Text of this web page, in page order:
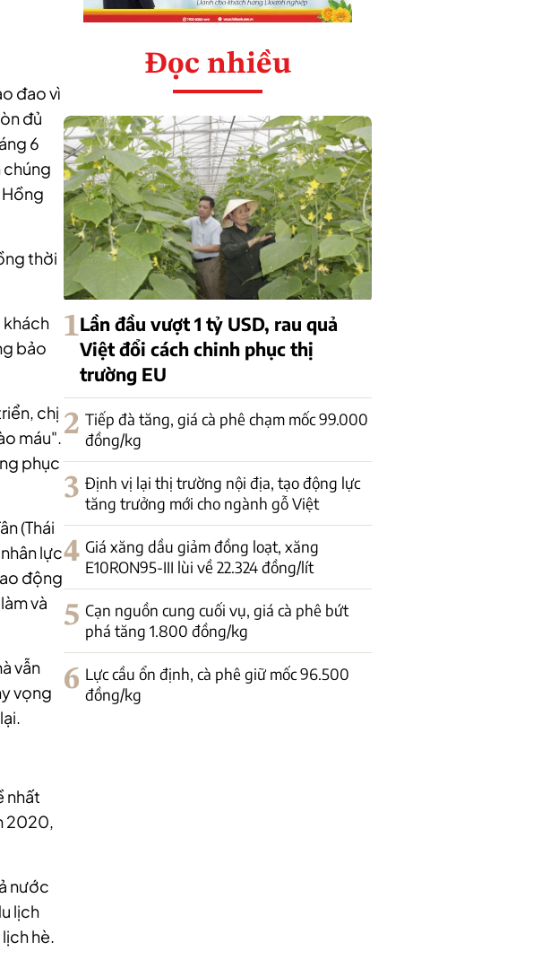
đao vì
đủ
6
chúng
thời
khách
bảo
chị
máu".
phục
(Thái
lực
động
và
vẫn
vọng
nhất
2020,
nước
lịch
hè.
Đọc nhiều
1Lần đầu vượt 1 tỷ USD, rau quả
Việt đổi cách chinh phục thị
trường EU
2 Tiếp đà tăng, giá cà phê chạm mốc 99.000
đồng/kg
3 Định vị lại thị trường nội địa, tạo động lực
tăng trưởng mới cho ngành gỗ Việt
4 Giá xăng dầu giảm đồng loạt, xăng
E10RON95-III lùi về 22.324 đồng/lít
5 Cạn nguồn cung cuối vụ, giá cà phê bứt
phá tăng 1.800 đồng/kg
6 Lực cầu ổn định, cà phê giữ mốc 96.500
đồng/kg